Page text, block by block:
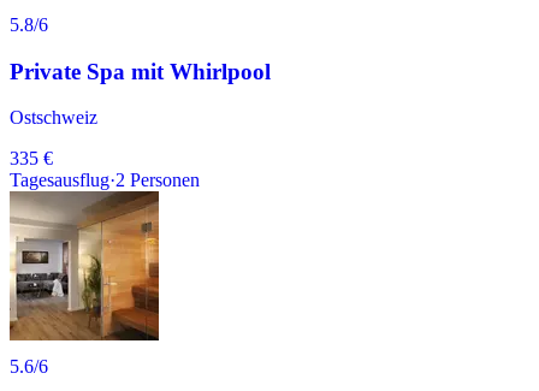
5.8/6
Private Spa mit Whirlpool
Ostschweiz
335 €
Tagesausflug·2 Personen
5.6/6